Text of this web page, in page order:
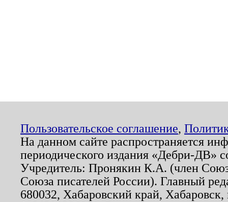
Пользовательское соглашение,
На данном сайте распространяется
периодического издания «Дебри-ДВ»
Учредитель: Пронякин К.А. (член
Союза писателей России). Главный
680032, Хабаровский край,